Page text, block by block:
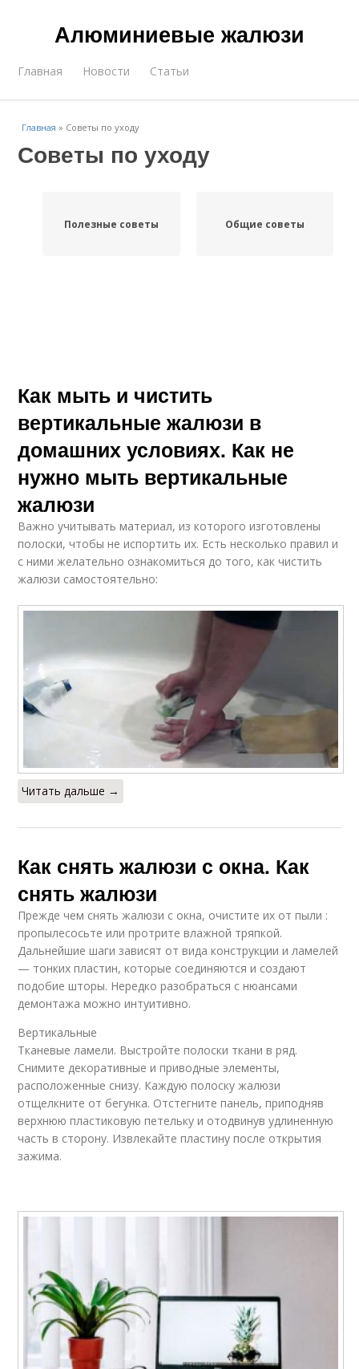
Алюминиевые жалюзи
Главная Новости Статьи
Главная » Советы по уходу
Советы по уходу
Полезные советы Общие советы
Как мыть и чистить
вертикальные жалюзи в
домашних условиях. Как не
нужно мыть вертикальные
жалюзи
Важно учитывать материал, из которого изготовлены
полоски, чтобы не испортить их. Есть несколько правил и
с ними желательно ознакомиться до того, как чистить
жалюзи самостоятельно:
Читать дальше →
Как снять жалюзи с окна. Как
снять жалюзи
Прежде чем снять жалюзи с окна, очистите их от пыли :
пропылесосьте или протрите влажной тряпкой.
Дальнейшие шаги зависят от вида конструкции и ламелей
— тонких пластин, которые соединяются и создают
подобие шторы. Нередко разобраться с нюансами
демонтажа можно интуитивно.
Вертикальные
Тканевые ламели. Выстройте полоски ткани в ряд.
Снимите декоративные и приводные элементы,
расположенные снизу. Каждую полоску жалюзи
отщелкните от бегунка. Отстегните панель, приподняв
верхнюю пластиковую петельку и отодвинув удлиненную
часть в сторону. Извлекайте пластину после открытия
зажима.